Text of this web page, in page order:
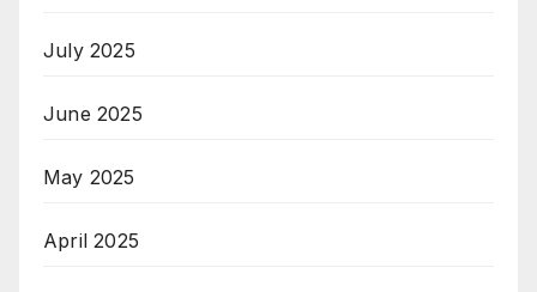
July 2025
June 2025
May 2025
April 2025